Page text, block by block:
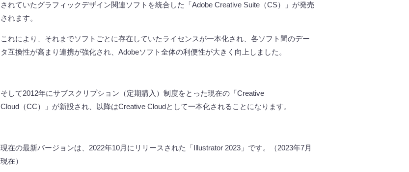
されていたグラフィックデザイン関連ソフトを統合した「Adobe Creative Suite （CS）」が発売
されます。
これにより、それまでソフトごとに存在していたライセンスが一本化され、各ソフト間のデー
タ互換性が高まり連携が強化され、 Adobeソフト全体の利便性が大きく向上しました。
そして2012年にサブスクリプション（定期購入）制度をとった現在の「Creative
Cloud （CC）」が新設され、以降はCreative Cloudとして一本化されることになります。
現在の最新バージョンは、 2022年10月にリリースされた「Illustrator 2023 」です。（2023年7月
現在）